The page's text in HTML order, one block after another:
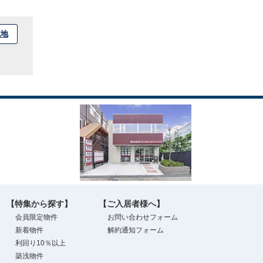
【特集から探す】
会員限定物件
新着物件
利回り10％以上
築浅物件
【ご入居者様へ】
お問い合わせフォーム
解約通知フォーム